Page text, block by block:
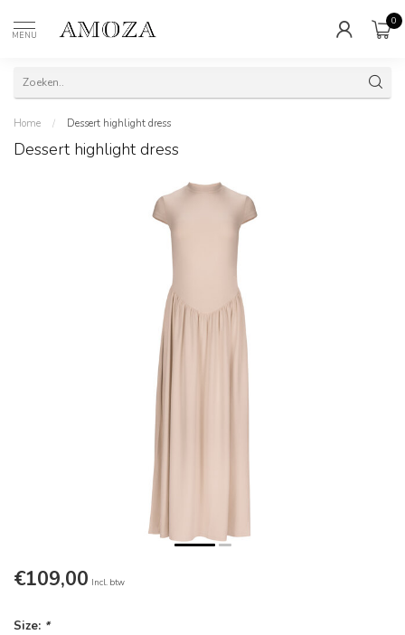
MENU
0
Home / Dessert highlight dress
Dessert highlight dress
€109,00 Incl. btw
Size: *